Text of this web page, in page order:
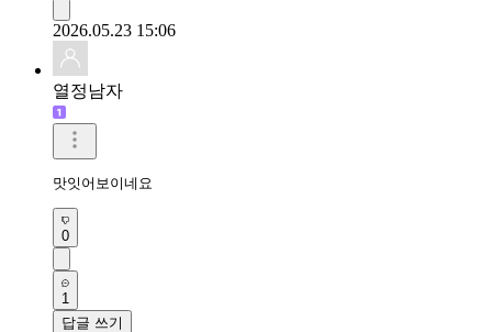
2026.05.23 15:06
열정남자
맛잇어보이네요
0
1
답글 쓰기